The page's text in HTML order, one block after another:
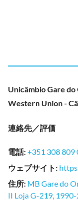
Unicâmbio Gare
Western Union -
連絡先／評価
電話:+351 308 809
ウェブサイト :
住所: MB Gare do
II Loja G-219,